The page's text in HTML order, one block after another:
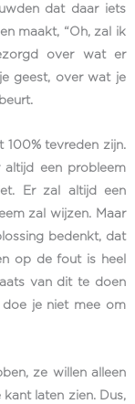
dat daar iets
maakt, “Oh, zal ik
over wat er
geest, over wat je
100% tevreden zijn.
een probleem
Er zal altijd een
zal wijzen. Maar
bedenkt, dat
op de fout is heel
van dit te doen
je niet mee om
ze willen alleen
laten zien. Dus,